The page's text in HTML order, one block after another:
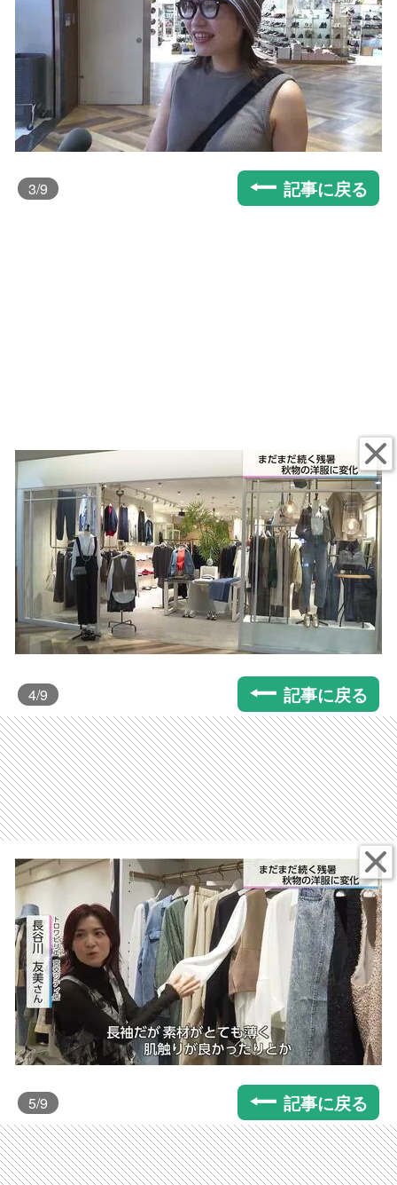
3/9 記事に戻る
4/9 記事に戻る
5/9 記事に戻る